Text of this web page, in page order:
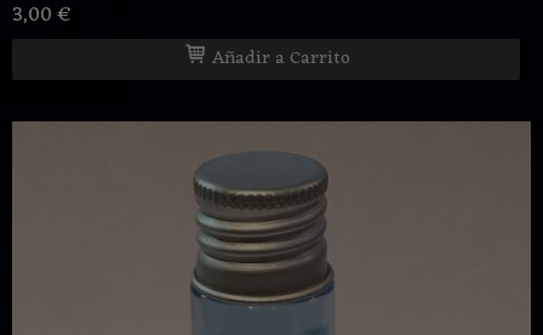
3,00 €
Añadir a Carrito